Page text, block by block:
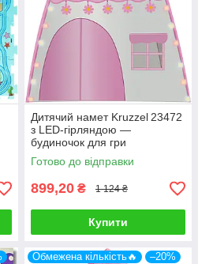
Дитячий намет Kruzzel 23472
з LED‑гірляндою —
будиночок для гри
Готово до відправки
899,20 ₴ 1 124 ₴
Купити
Обмежена кількість🔥 –20%